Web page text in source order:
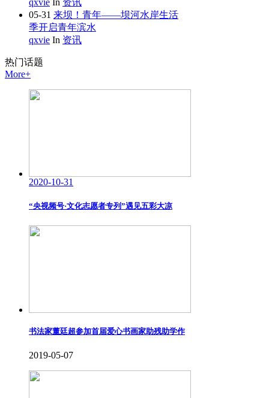
qxvie In 资讯
05-31 来坝！青年——坝河水岸生活
季开启青年滨水
qxvie In 资讯
热门话题
More+
2020-10-31
“央视频号·文化志愿者专列”遇见五彩大凉
书法家董廷超参加首届爱心书画家助残助学作
2019-05-07